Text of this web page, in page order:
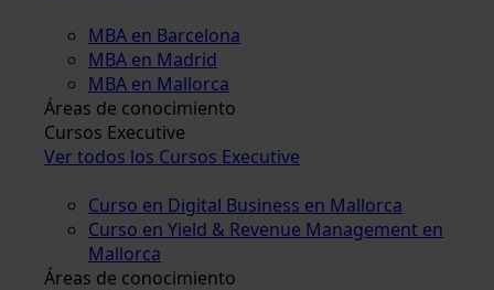
MBA en Barcelona
MBA en Madrid
MBA en Mallorca
Áreas de conocimiento
Cursos Executive
Ver todos los Cursos Executive
Curso en Digital Business en Mallorca
Curso en Yield & Revenue Management en
Mallorca
Áreas de conocimiento